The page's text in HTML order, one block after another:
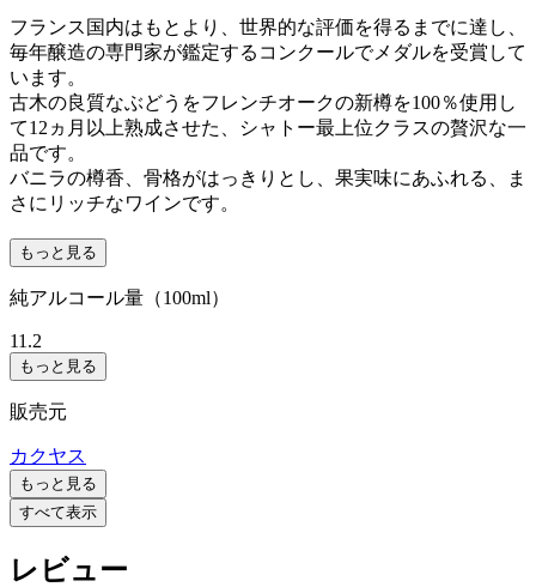
フランス国内はもとより、世界的な評価を得るまでに達し、
毎年醸造の専門家が鑑定するコンクールでメダルを受賞して
います。
古木の良質なぶどうをフレンチオークの新樽を100％使用し
て12ヵ月以上熟成させた、シャトー最上位クラスの贅沢な一
品です。
バニラの樽香、骨格がはっきりとし、果実味にあふれる、ま
さにリッチなワインです。
もっと見る
純アルコール量（100ml）
11.2
もっと見る
販売元
カクヤス
もっと見る
すべて表示
レビュー